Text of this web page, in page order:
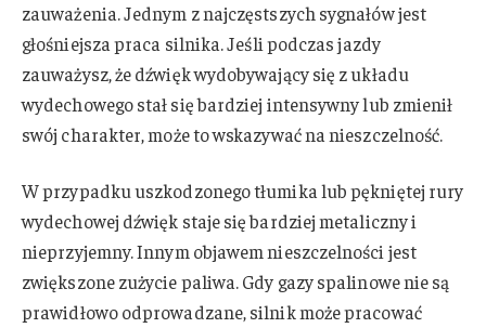
zauważenia. Jednym z najczęstszych sygnałów jest
głośniejsza praca silnika. Jeśli podczas jazdy
zauważysz, że dźwięk wydobywający się z układu
wydechowego stał się bardziej intensywny lub zmienił
swój charakter, może to wskazywać na nieszczelność.
W przypadku uszkodzonego tłumika lub pękniętej rury
wydechowej dźwięk staje się bardziej metaliczny i
nieprzyjemny. Innym objawem nieszczelności jest
zwiększone zużycie paliwa. Gdy gazy spalinowe nie są
prawidłowo odprowadzane, silnik może pracować